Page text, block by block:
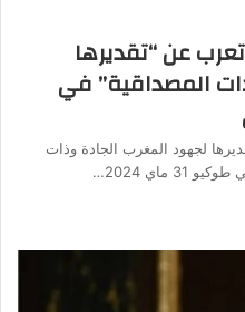
تعرب عن “تقديرها
المصداقية” في
لجهود المغرب الجادة وذات
ماي 2024…